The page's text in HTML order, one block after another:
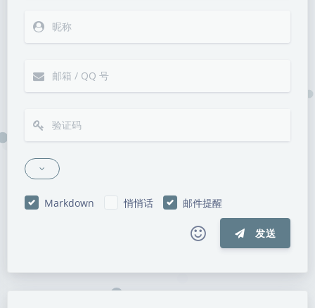
Markdown 悄悄话 邮件提醒
发送
|´・ω・)ノ ヾ(≧∇≦*)ゝ
(☆ω☆)